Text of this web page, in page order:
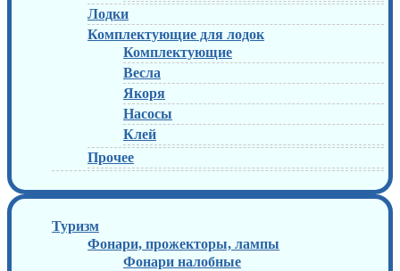
Лодки
Комплектующие для лодок
Комплектующие
Весла
Якоря
Насосы
Клей
Прочее
Туризм
Фонари, прожекторы, лампы
Фонари налобные